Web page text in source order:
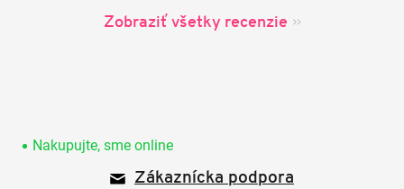
Zobraziť všetky recenzie
Nakupujte, sme online
Zákaznícka podpora